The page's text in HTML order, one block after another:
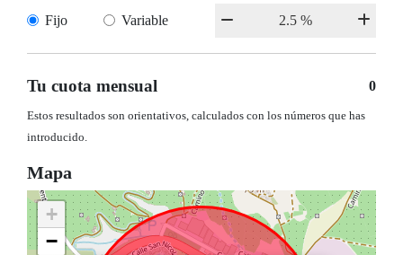
Fijo Variable
Tu cuota mensual 0
Estos resultados son orientativos, calculados con los números que has
introducido.
Mapa
+
−